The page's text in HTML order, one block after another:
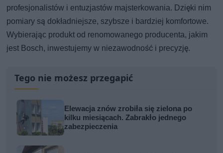
profesjonalistów i entuzjastów majsterkowania. Dzięki nim
pomiary są dokładniejsze, szybsze i bardziej komfortowe.
Wybierając produkt od renomowanego producenta, jakim
jest Bosch, inwestujemy w niezawodność i precyzję.
Tego nie możesz przegapić
Elewacja znów zrobiła się zielona po
kilku miesiącach. Zabrakło jednego
zabezpieczenia